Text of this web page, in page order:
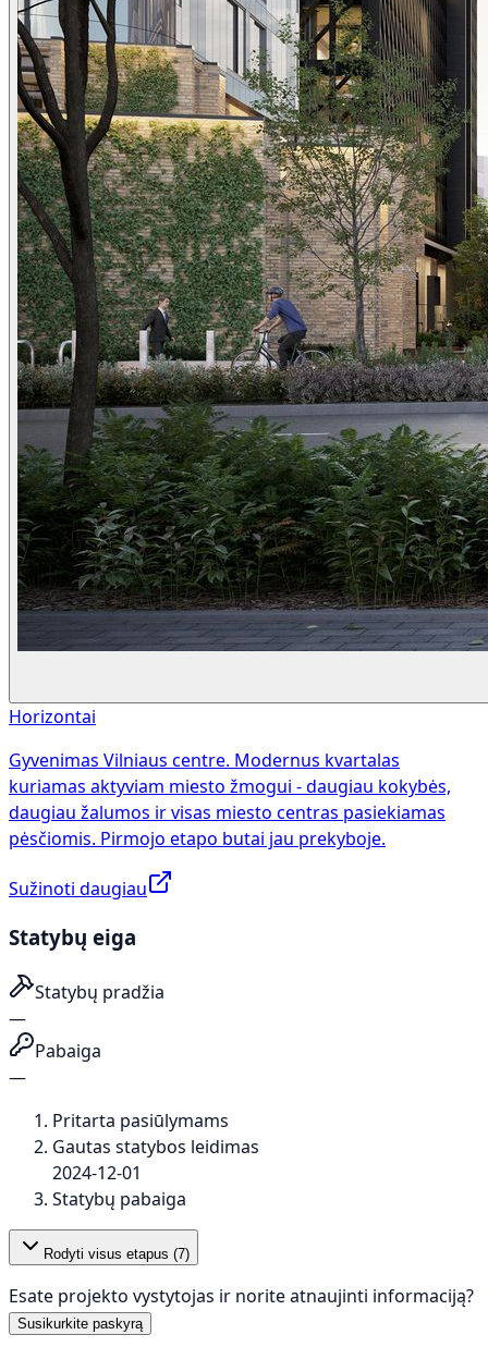
Horizontai
Gyvenimas Vilniaus centre. Modernus kvartalas
kuriamas aktyviam miesto žmogui - daugiau kokybės,
daugiau žalumos ir visas miesto centras pasiekiamas
pėsčiomis. Pirmojo etapo butai jau prekyboje.
Sužinoti daugiau
Statybų eiga
Statybų pradžia
—
Pabaiga
—
Pritarta pasiūlymams
Gautas statybos leidimas
2024-12-01
Statybų pabaiga
Rodyti visus etapus (7)
Esate projekto vystytojas ir norite atnaujinti informaciją?
Susikurkite paskyrą